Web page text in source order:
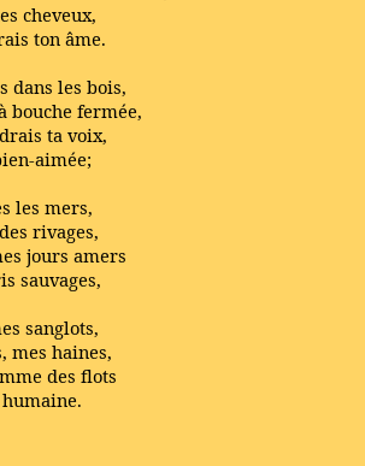
cheveux,
ton âme.
dans les bois,
bouche fermée,
ta voix,
aimée;
les mers,
rivages,
jours amers
sauvages,
sanglots,
mes haines,
des flots